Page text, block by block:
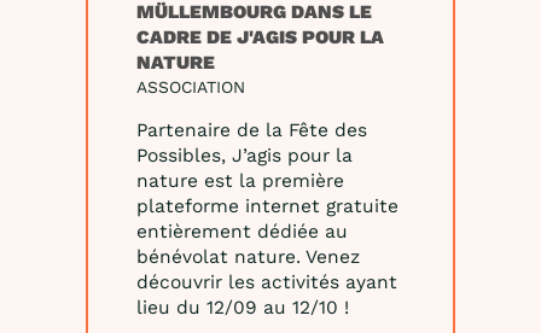
MÜLLEMBOURG DANS LE
CADRE DE J'AGIS POUR LA
NATURE
ASSOCIATION
Partenaire de la Fête des
Possibles, J’agis pour la
nature est la première
plateforme internet gratuite
entièrement dédiée au
bénévolat nature. Venez
découvrir les activités ayant
lieu du 12/09 au 12/10 !